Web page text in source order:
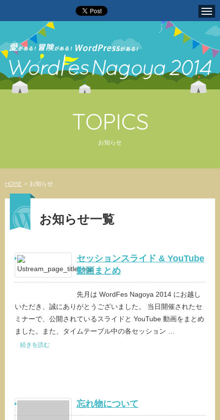
TOPICS
お知らせ
HOME > お知らせ
お知らせ一覧
セッションスライド & YouTube
動画まとめ
先月は WordFes Nagoya 2014 にお越し
いただき、誠にありがとうございました。 当日開催されたセ
ミナーで、公開されているスライドと YouTube 動画をまとめ
ました。また、タイムテーブル中の各セッション …
続きを読む
忘れ物について